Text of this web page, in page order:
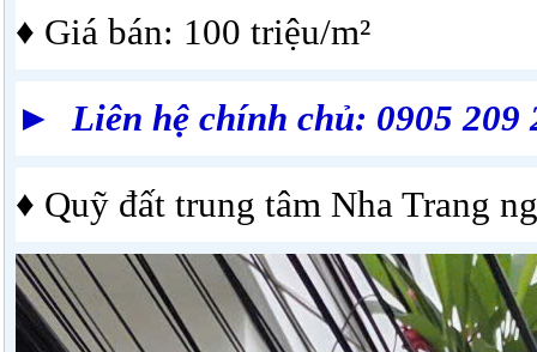
♦ Giá bán: 100 triệu/m²
► Liên hệ chính chủ: 0905 209
♦ Quỹ đất trung tâm Nha Trang